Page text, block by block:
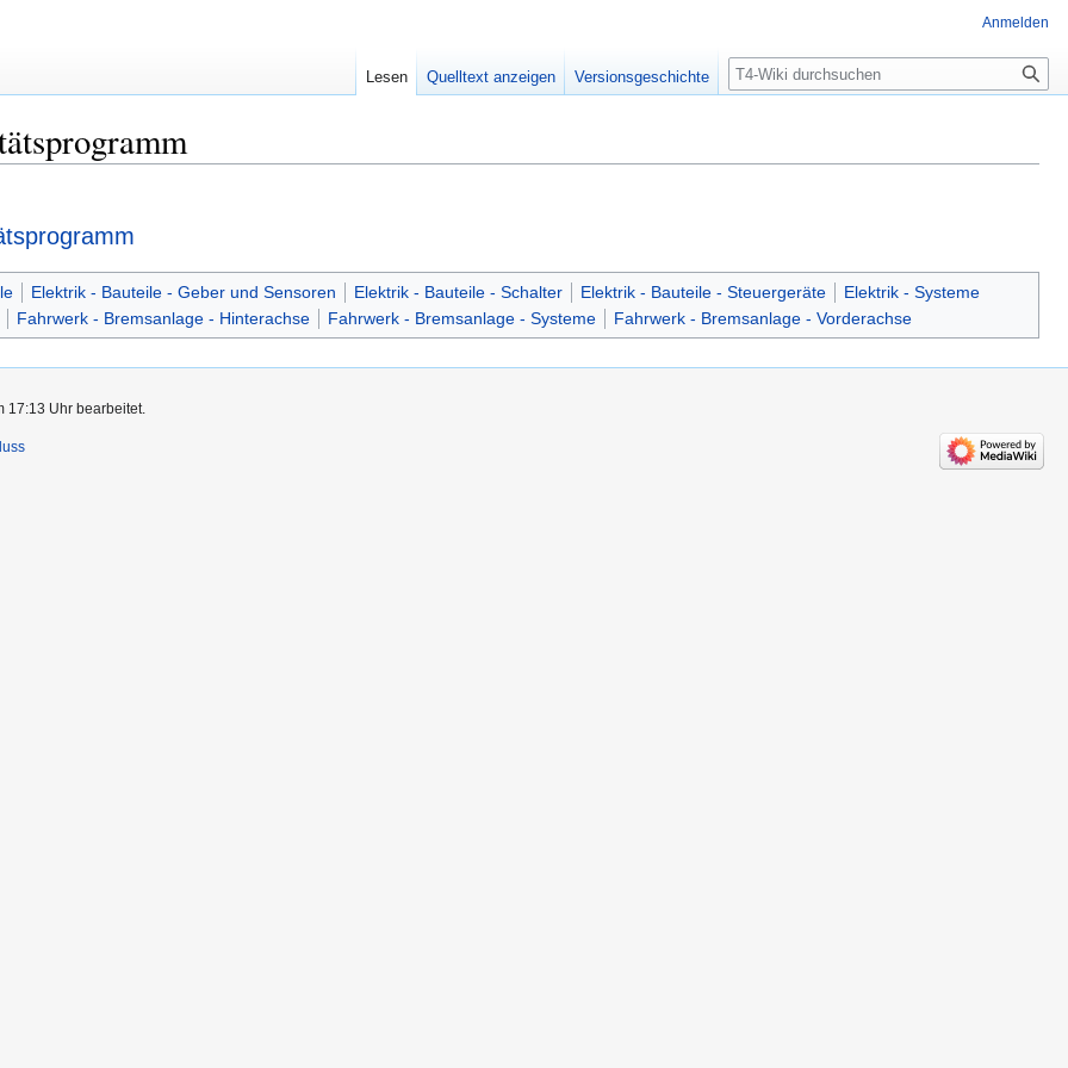
Elektrik - Bauteile - Geber und Sensoren Elektrik - Bauteile - Schalter Elektrik - Bauteile - Steuergeräte
Elektrik - Systeme
Fahrwerk - Bremsanlage - Hinterachse Fahrwerk - Bremsanlage - Systeme Fahrwerk - Bremsanlage - Vorderachse
Anmelden
Lesen Quelltext anzeigen Versionsgeschichte Suche
17:13 Uhr bearbeitet.